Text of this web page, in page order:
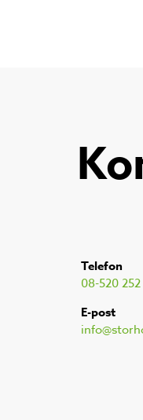
Telefon
08-520
E-post